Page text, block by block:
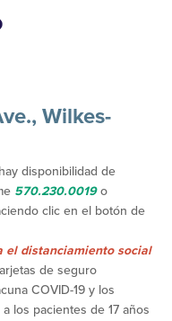
Wilkes-
disponibilidad de
570.230.0019o
clic en el botón de
el distanciamiento social
de seguro
COVID-19 y los
los pacientes de 17 años